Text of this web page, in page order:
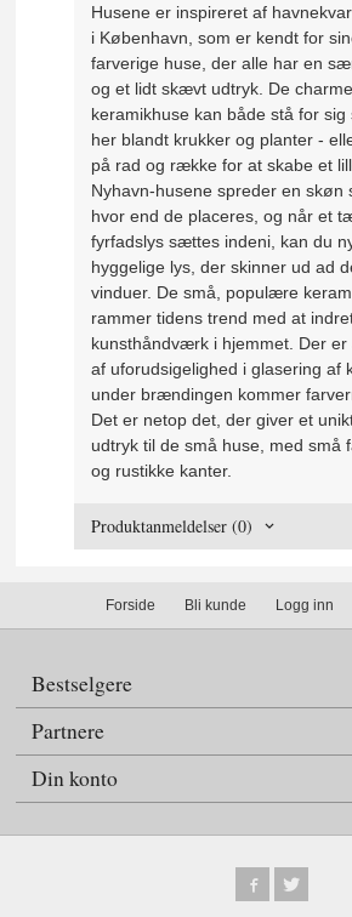
Husene er inspireret af
i København, som er kendt for
farverige huse, der alle har en
og et lidt skævt udtryk. De
keramikhuse kan både stå for sig
her blandt krukker og planter -
på rad og række for at skabe et
Nyhavn-husene spreder en skøn
hvor end de placeres, og når et
fyrfadslys sættes indeni, kan du
hyggelige lys, der skinner ud ad
vinduer. De små, populære
rammer tidens trend med at
kunsthåndværk i hjemmet. Der er
af uforudsigelighed i glasering af
under brændingen kommer
Det er netop det, der giver et
udtryk til de små huse, med små
og rustikke kanter.
Produktanmeldelser (0)
Forside Bli kunde Logg inn
Bestselgere
Partnere
Din konto